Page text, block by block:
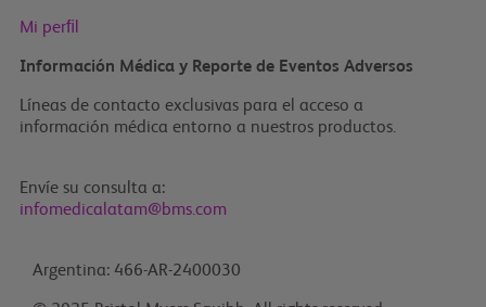
Mi perﬁl
Información Médica y Reporte de Eventos Adversos
Líneas de contacto exclusivas para el acceso a
información médica entorno a nuestros productos.
Envíe su consulta a:
infomedicalatam@bms.com
Argentina: 466-AR-2400030